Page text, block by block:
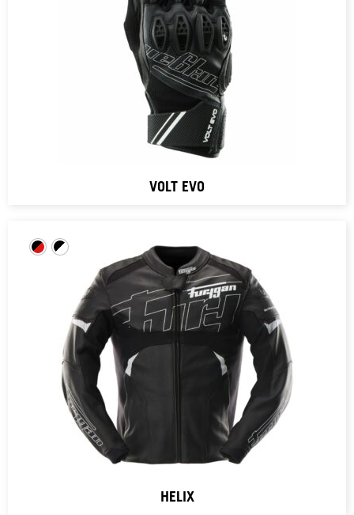
VOLT EVO
HELIX